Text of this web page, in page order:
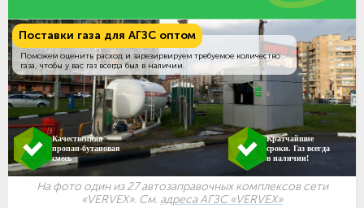
Поставки газа для АГЗС оптом
Поможем оценить расход и зарезирвируем требуемое количество
газа, чтобы у вас газ всегда был в наличии.
Качественная
пропан-бутановая
смесь
Кратчайшие
сроки. Газ всегда
в наличии!
На фото один из 27 автозаправочных комплексов сети
«VERVEX». См. адреса АГЗС «VERVEX»